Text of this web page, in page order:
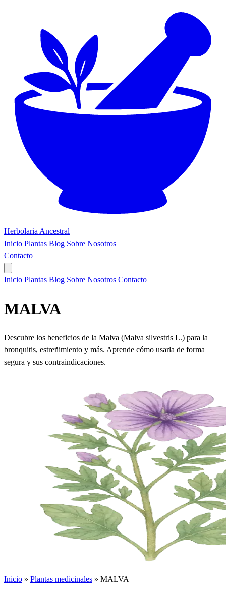
Herbolaria Ancestral
Inicio Plantas Blog Sobre Nosotros
Contacto
Inicio Plantas Blog Sobre Nosotros Contacto
MALVA
Descubre los beneficios de la Malva (Malva silvestris L.) para la
bronquitis, estreñimiento y más. Aprende cómo usarla de forma
segura y sus contraindicaciones.
Inicio » Plantas medicinales » MALVA